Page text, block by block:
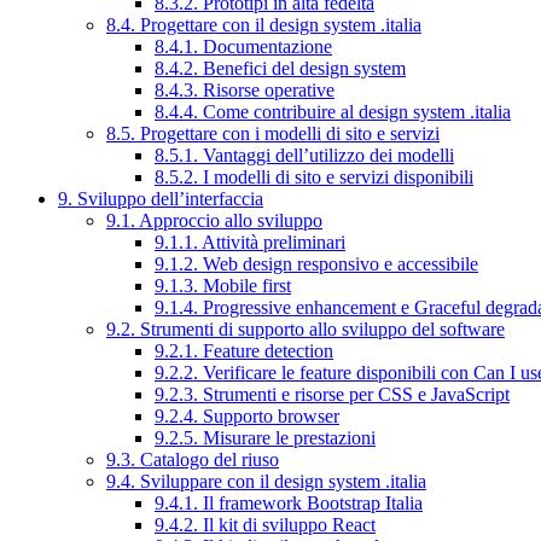
8.4. Progettare con il design system .italia
8.4.1. Documentazione
8.4.2. Benefici del design system
8.4.3. Risorse operative
8.4.4. Come contribuire al design system .italia
8.5. Progettare con i modelli di sito e servizi
8.5.1. Vantaggi dell’utilizzo dei modelli
8.5.2. I modelli di sito e servizi disponibili
9. Sviluppo dell’interfaccia
9.1. Approccio allo sviluppo
9.1.1. Attività preliminari
9.1.2. Web design responsivo e accessibile
9.1.3. Mobile first
9.1.4. Progressive enhancement e Graceful
9.2. Strumenti di supporto allo sviluppo del software
9.2.1. Feature detection
9.2.2. Verificare le feature disponibili con Can I
9.2.3. Strumenti e risorse per CSS e JavaScript
9.2.4. Supporto browser
9.2.5. Misurare le prestazioni
9.3. Catalogo del riuso
9.4. Sviluppare con il design system .italia
9.4.1. Il framework Bootstrap Italia
9.4.2. Il kit di sviluppo React